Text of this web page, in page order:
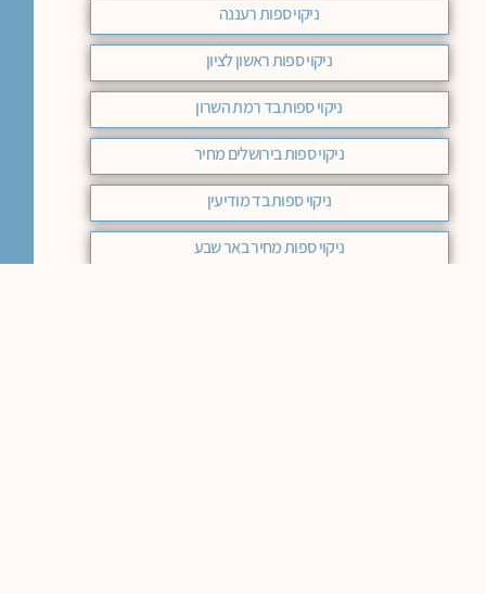
ניקוי ספות רעננה
ניקוי ספות ראשון לציון
ניקוי ספות בד רמת השרון
ניקוי ספות בירושלים מחיר
ניקוי ספות בד מודיעין
ניקוי ספות מחיר באר שבע